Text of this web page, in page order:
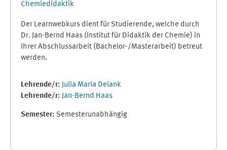
Chemiedidaktik
Der Learnwebkurs dient für Studierende, welche durch
Dr. Jan-Bernd Haas (Institut für Didaktik der Chemie) in
ihrer Abschlussarbeit (Bachelor-/Masterarbeit) betreut
werden.
Lehrende/r: Julia Maria Delank
Lehrende/r: Jan-Bernd Haas
Semester: Semesterunabhängig